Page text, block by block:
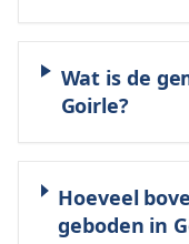
Wat is de
Goirle?
Hoeveel
geboden in